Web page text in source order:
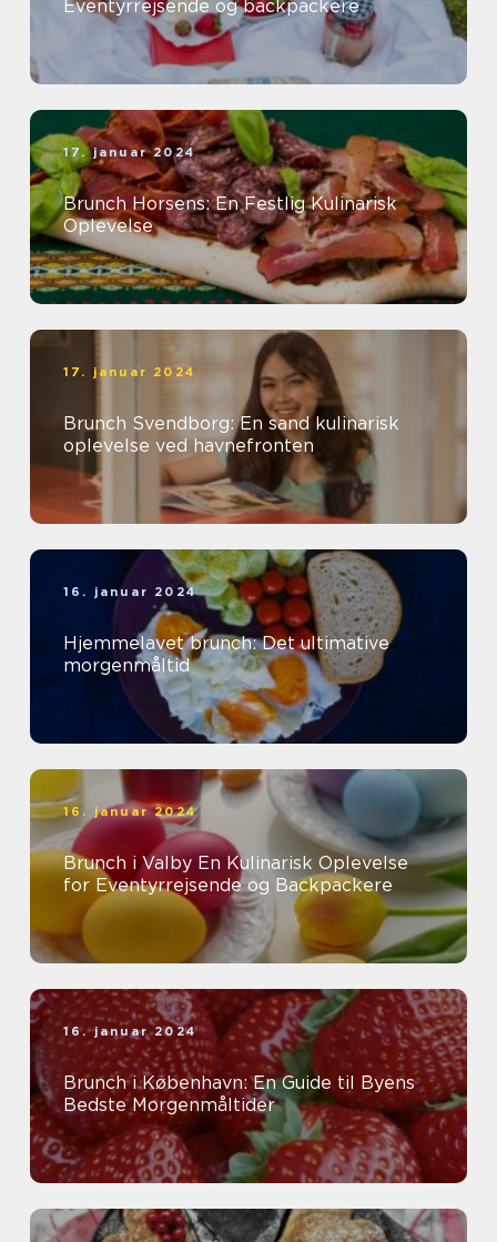
Eventyrrejsende og backpackere
17. januar 2024
Brunch Horsens: En Festlig Kulinarisk
Oplevelse
17. januar 2024
Brunch Svendborg: En sand kulinarisk
oplevelse ved havnefronten
16. januar 2024
Hjemmelavet brunch: Det ultimative
morgenmåltid
16. januar 2024
Brunch i Valby En Kulinarisk Oplevelse
for Eventyrrejsende og Backpackere
16. januar 2024
Brunch i København: En Guide til Byens
Bedste Morgenmåltider